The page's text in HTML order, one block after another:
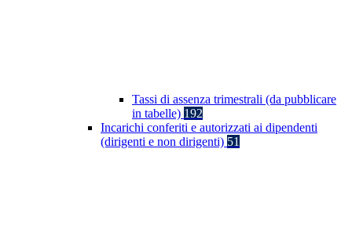
Tassi di assenza trimestrali (da pubblicare
in tabelle) 192
Incarichi conferiti e autorizzati ai dipendenti
(dirigenti e non dirigenti) 51